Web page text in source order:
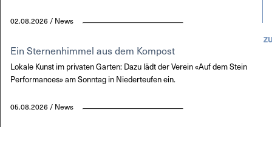
02.08.2026 / News
Ein Sternenhimmel aus dem Kompost
Lokale Kunst im privaten Garten: Dazu lädt der Verein «Auf dem Stein
Performances» am Sonntag in Niederteufen ein.
05.08.2026 / News